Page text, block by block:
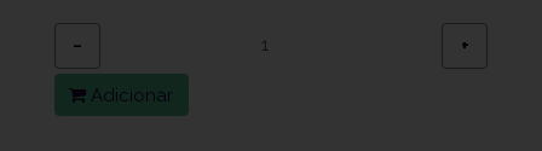
− +
Adicionar